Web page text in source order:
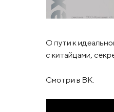
О пути к
с китайцами,
Смотри в ВК: